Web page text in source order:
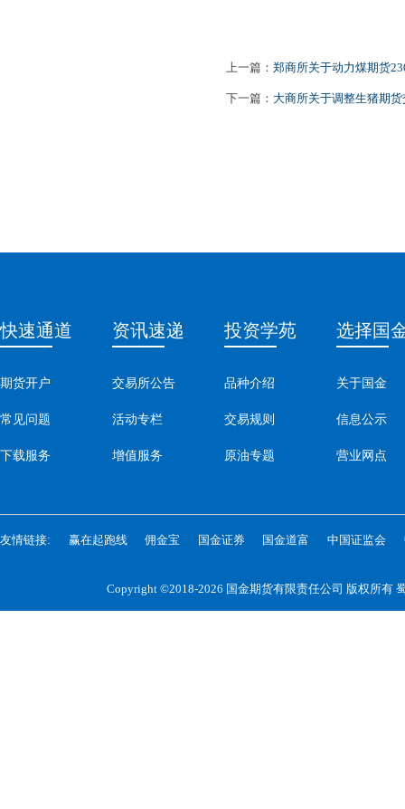
上一篇： 郑商所关于动力煤期货
下一篇： 大商所关于调整生猪期
快速通道
期货开户
常见问题
下载服务
资讯速递
交易所公告
活动专栏
增值服务
投资学苑
品种介绍
交易规则
原油专题
选择国
关于国金
信息公示
营业网点
友情链接: 赢在起跑线 佣金宝 国金证券 国金道富 中国证监会
Copyright ©2018-2026 国金期货有限责任公司 版权所有